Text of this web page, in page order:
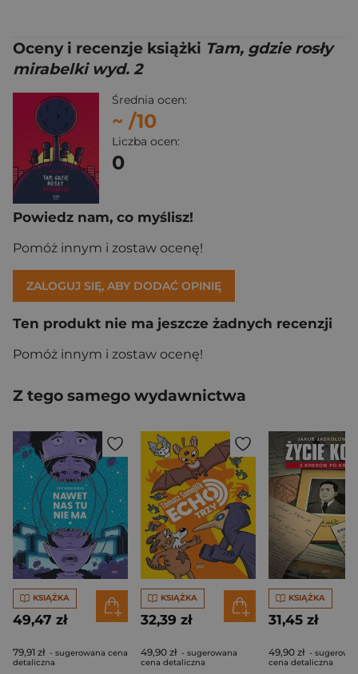
Oceny i recenzje książki Tam, gdzie rosły
mirabelki wyd. 2
Średnia ocen:
~ /10
Liczba ocen:
0
Powiedz nam, co myślisz!
Pomóż innym i zostaw ocenę!
ZALOGUJ SIĘ, ABY DODAĆ OPINIĘ
Ten produkt nie ma jeszcze żadnych recenzji
Pomóż innym i zostaw ocenę!
Z tego samego wydawnictwa
KSIĄŻKA
49,47 zł
79,91 zł - sugerowana cena
detaliczna
KSIĄŻKA
32,39 zł
49,90 zł - sugerowana
cena detaliczna
KSIĄŻKA
31,45 zł
49,90 zł -
cena detaliczna